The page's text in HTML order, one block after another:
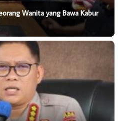
Wanita yang Bawa Kabur